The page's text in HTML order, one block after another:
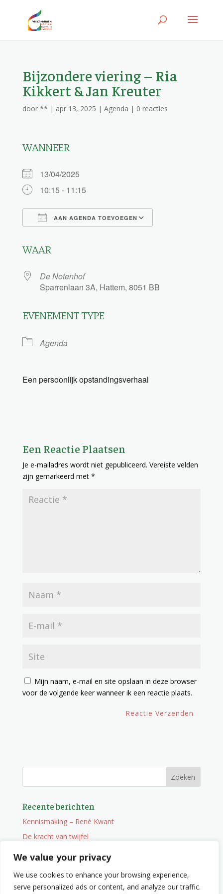
We value your privacy
We use cookies to enhance your browsing experience,
serve personalized ads or content, and analyze our traffic.
Bijzondere viering – Ria
Kikkert & Jan Kreuter
door ** | apr 13, 2025 | Agenda | 0 reacties
WANNEER
13/04/2025
10:15 - 11:15
AAN AGENDA TOEVOEGEN
WAAR
De Notenhof
Sparrenlaan 3A, Hattem, 8051 BB
EVENEMENT TYPE
Agenda
Een persoonlijk opstandingsverhaal
Een Reactie Plaatsen
Je e-mailadres wordt niet gepubliceerd. Vereiste velden
zijn gemarkeerd met *
Mijn naam, e-mail en site opslaan in deze browser
voor de volgende keer wanneer ik een reactie plaats.
Recente berichten
Kennismaking – René Kwant
De kracht van twijfel
Onderweg
Wat je niet zocht maar wel vindt